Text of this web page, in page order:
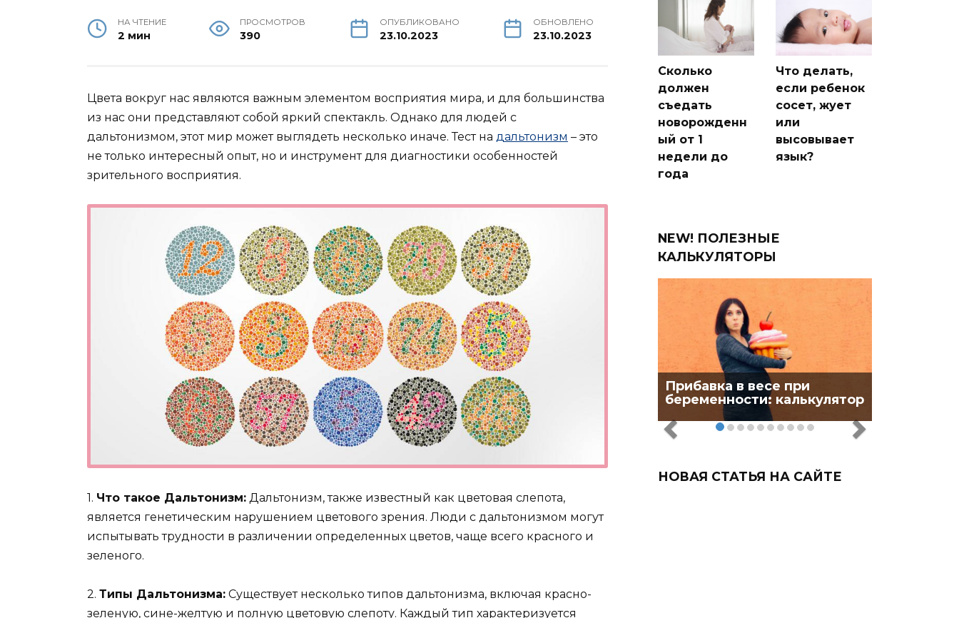
НА ЧТЕНИЕ
2 мин
ПРОСМОТРОВ
390
ОПУБЛИКОВАНО
23.10.2023
ОБНОВЛЕНО
23.10.2023
Цвета вокруг нас являются важным элементом восприятия мира, и для большинства
из нас они представляют собой яркий спектакль. Однако для людей с
дальтонизмом, этот мир может выглядеть несколько иначе. Тест на дальтонизм – это
не только интересный опыт, но и инструмент для диагностики особенностей
зрительного восприятия.
1. Что такое Дальтонизм: Дальтонизм, также известный как цветовая слепота,
является генетическим нарушением цветового зрения. Люди с дальтонизмом могут
испытывать трудности в различении определенных цветов, чаще всего красного и
зеленого.
2. Типы Дальтонизма: Существует несколько типов дальтонизма, включая красно-
зеленую, сине-желтую и полную цветовую слепоту. Каждый тип характеризуется
Сколько
должен
съедать
новорожденн
ый от 1
недели до
года
Что делать,
если ребенок
сосет, жует
или
высовывает
язык?
NEW! ПОЛЕЗНЫЕ
КАЛЬКУЛЯТОРЫ
Прибавка в весе при
беременности: калькулятор
НОВАЯ СТАТЬЯ НА САЙТЕ